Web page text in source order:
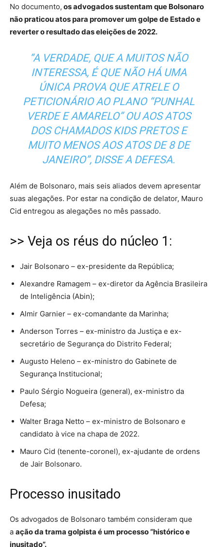
No documento, os advogados sustentam que Bolsonaro
não praticou atos para promover um golpe de Estado e
reverter o resultado das eleições de 2022.
“A VERDADE, QUE A MUITOS NÃO
INTERESSA, É QUE NÃO HÁ UMA
ÚNICA PROVA QUE ATRELE O
PETICIONÁRIO AO PLANO “PUNHAL
VERDE E AMARELO” OU AOS ATOS
DOS CHAMADOS KIDS PRETOS E
MUITO MENOS AOS ATOS DE 8 DE
JANEIRO”, DISSE A DEFESA.
Além de Bolsonaro, mais seis aliados devem apresentar
suas alegações. Por estar na condição de delator, Mauro
Cid entregou as alegações no mês passado.
>> Veja os réus do núcleo 1:
Jair Bolsonaro – ex-presidente da República;
Alexandre Ramagem – ex-diretor da Agência Brasileira
de Inteligência (Abin);
Almir Garnier – ex-comandante da Marinha;
Anderson Torres – ex-ministro da Justiça e ex-
secretário de Segurança do Distrito Federal;
Augusto Heleno – ex-ministro do Gabinete de
Segurança Institucional;
Paulo Sérgio Nogueira (general), ex-ministro da
Defesa;
Walter Braga Netto – ex-ministro de Bolsonaro e
candidato à vice na chapa de 2022.
Mauro Cid (tenente-coronel), ex-ajudante de ordens
de Jair Bolsonaro.
Processo inusitado
Os advogados de Bolsonaro também consideram que
a ação da trama golpista é um processo “histórico e
inusitado”.